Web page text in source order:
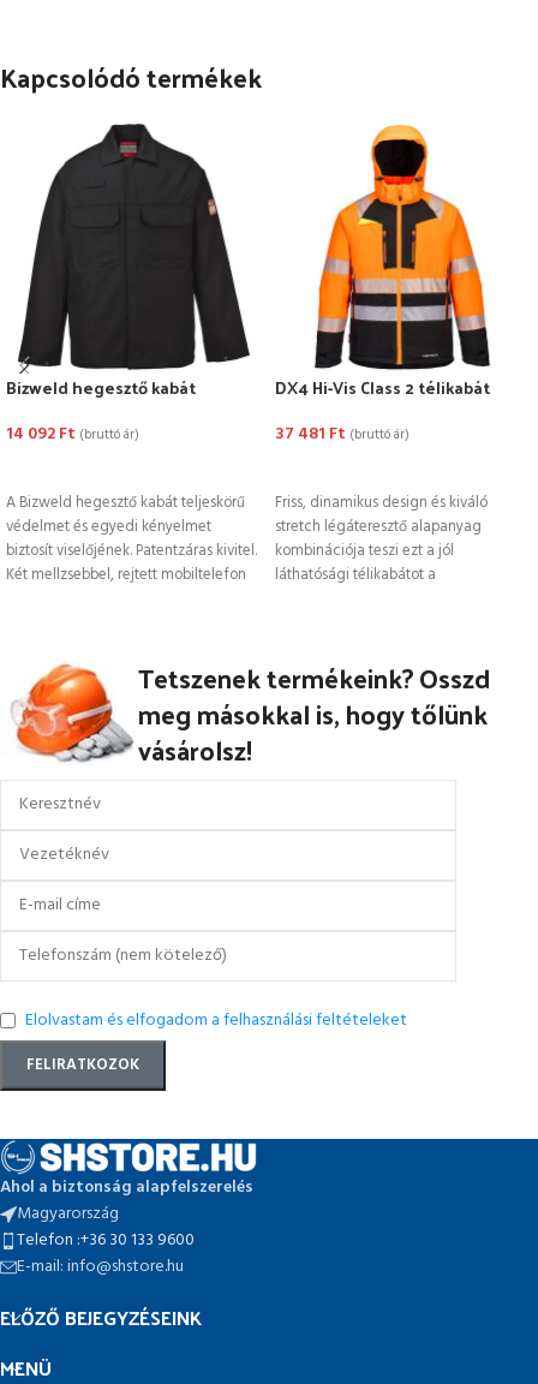
Kapcsolódó termékek
Bizweld hegesztő kabát
14 092Ft (bruttó ár)
A Bizweld hegesztő kabát teljeskörű
védelmet és egyedi kényelmet
biztosít viselőjének. Patentzáras kivitel.
Két mellzsebbel, rejtett mobiltelefon
DX4 Hi-Vis Class 2 télikabát
37 481 Ft (bruttó ár)
Friss, dinamikus design és kiváló
stretch légáteresztő alapanyag
kombinációja teszi ezt a jól
láthatósági télikabátot a
Tetszenek termékeink? Osszd
meg másokkal is, hogy tőlünk
vásárolsz!
Elolvastam és elfogadom a felhasználási feltételeket
Ahol a biztonság alapfelszerelés
Magyarország
Telefon :+36 30 133 9600
E-mail: info@shstore.hu
ELŐZŐ BEJEGYZÉSEINK
MENÜ